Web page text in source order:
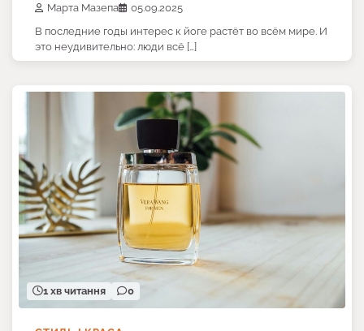
Марта Мазепа
05.09.2025
В последние годы интерес к йоге растёт во всём мире. И
это неудивительно: люди всё […]
1 хв читання 0